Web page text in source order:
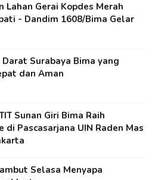
Lahan Gerai Kopdes Merah
- Dandim 1608/Bima Gelar
Darat Surabaya Bima yang
dan Aman
Sunan Giri Bima Raih
di Pascasarjana UIN Raden Mas
Selasa Menyapa